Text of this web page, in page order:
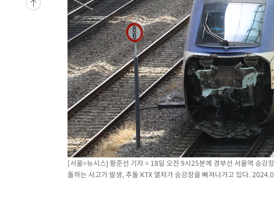
42.08%·宋 10.17%
-26334초 전 >
이강인 "아틀레티코 이적 기뻐…등번호 7번 의미보단 팀 위해 뛸
[속보]與 당대표 경선, 제주·인천 권리당원 투표 김민석 승리
낮 최고 35도 '무더위'…동해안 시간당 30㎜ '강한 비'[내일날씨]
[속보]이강인 "감독님이 원하는 마음 느꼈고, 많은 트로피 원해 아
수도권 40도 육박 '펄펄'…동해안 일부 지역엔 호의주의보
온열질환 사망자 3명 늘어…누적 환자 3000명 돌파
강릉에 시간당 81.4㎜ 물폭탄…도로 잠기고 담벼락 붕괴
백운산서 80년근 천종산삼 9뿌리 발견…감정가 1.3억원
선재도서 해루질 나섰다 실종 60대, 닷새 만에 숨진 채 발견
남자 농구, 나고야 아시안게임서 '홈팀' 일본과 한일전
여수 오동도 해상서 모터보트 전복…1명 사망·1명 실종
극한폭염 한풀 꺾이지만…'낮 최고 35도' 무더위, 열대야 계속[다음주 날
축구협회 "압수수색·성접대 논란 사과…쇄신의 기회로 삼겠다"
[서울=뉴시스] 황준선 기자 = 18일 오전 9시25분께 경부선 서울역 승강
돌하는 사고가 발생, 추돌 KTX 열차가 승강장을 빠져나가고 있다.